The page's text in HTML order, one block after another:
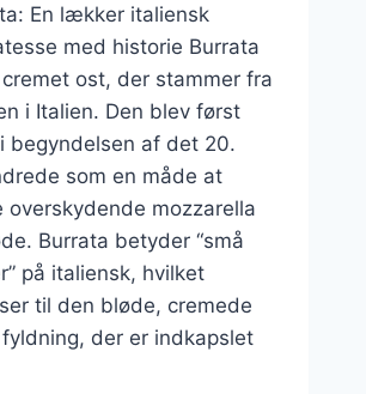
En lækker italiensk
med historie Burrata
ost, der stammer fra
i Italien. Den blev først
begyndelsen af det 20.
som en måde at
overskydende mozzarella
Burrata betyder “små
på italiensk, hvilket
til den bløde, cremede
der er indkapslet